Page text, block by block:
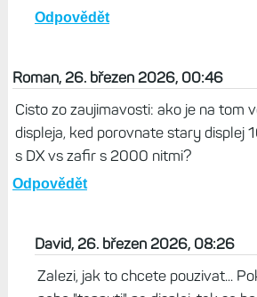
Odpovědět
Roman, 26. březen 2026, 00:46
Cisto zo zaujimavosti: ako je na tom
displeja, ked porovnate stary displej
s DX vs zafir s 2000 nitmi?
Odpovědět
David, 26. březen 2026, 08:26
Zalezi, jak to chcete pouzivat...